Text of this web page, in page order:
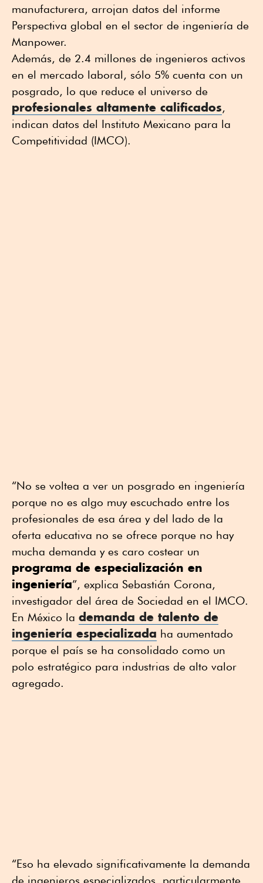
manufacturera, arrojan datos del informe
Perspectiva global en el sector de ingeniería de
Manpower.
Además, de 2.4 millones de ingenieros activos
en el mercado laboral, sólo 5% cuenta con un
posgrado, lo que reduce el universo de
profesionales altamente calificados,
indican datos del Instituto Mexicano para la
Competitividad (IMCO).
“No se voltea a ver un posgrado en ingeniería
porque no es algo muy escuchado entre los
profesionales de esa área y del lado de la
oferta educativa no se ofrece porque no hay
mucha demanda y es caro costear un
programa de especialización en
ingeniería”, explica Sebastián Corona,
investigador del área de Sociedad en el IMCO.
En México la demanda de talento de
ingeniería especializada ha aumentado
porque el país se ha consolidado como un
polo estratégico para industrias de alto valor
agregado.
“Eso ha elevado significativamente la demanda
de ingenieros especializados, particularmente